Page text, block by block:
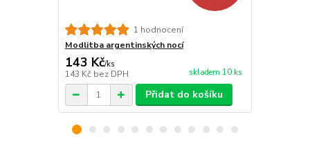
1 hodnocení
Modlitba argentinských nocí
143 Kč/ks
143 Kč bez DPH skladem 10 ks
Přidat do košíku